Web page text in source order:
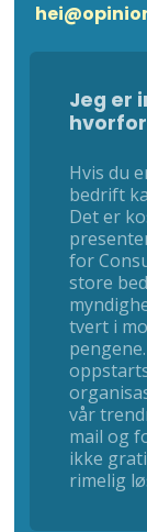
Jeg er
Hvis du
bedrift
Det er
for
store
tvert i
vår
mail og
ikke
rimelig